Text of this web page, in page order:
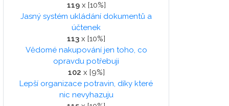
119x [10%]
Jasný systém ukládání dokumentů a
účtenek
113 x [10%]
Vědomé nakupování jen toho, co
opravdu potřebuji
102 x [9%]
Lepší organizace potravin, díky které
nic nevyhazuju